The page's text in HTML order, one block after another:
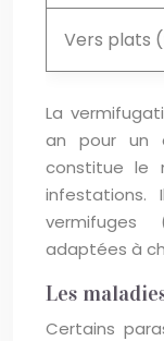
Vers plats
La
an pour un
constitue le
vermifuges
adaptées à
Les
Certains